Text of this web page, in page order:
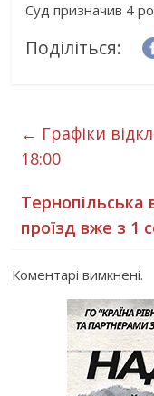
Суд призначив 4
Поділіться:
← Графіки
18:00
Тернопільська
проїзд вже з 1
Коментарі вимкнені.